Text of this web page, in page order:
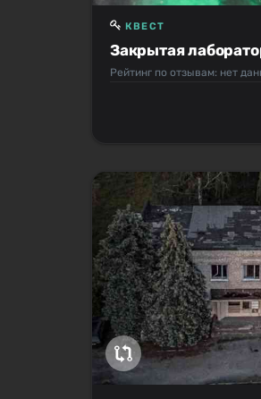
Закрытая
КВЕСТ
Рейтинг по отзывам: нет